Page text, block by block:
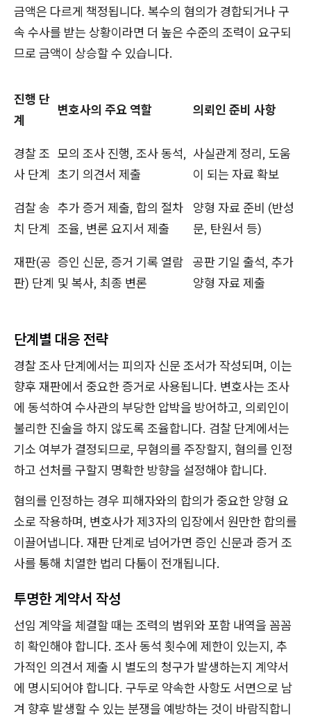
금액은 다르게 책정됩니다. 복수의 혐의가 경합되거나 구
속 수사를 받는 상황이라면 더 높은 수준의 조력이 요구되
므로 금액이 상승할 수 있습니다.
진행 단
계
변호사의 주요 역할 의뢰인 준비 사항
경찰 조
사 단계
모의 조사 진행, 조사 동석,
초기 의견서 제출
사실관계 정리, 도움
이 되는 자료 확보
검찰 송
치 단계
추가 증거 제출, 합의 절차
조율, 변론 요지서 제출
양형 자료 준비 (반성
문, 탄원서 등)
재판(공
판) 단계
증인 신문, 증거 기록 열람
및 복사, 최종 변론
공판 기일 출석, 추가
양형 자료 제출
단계별 대응 전략
경찰 조사 단계에서는 피의자 신문 조서가 작성되며, 이는
향후 재판에서 중요한 증거로 사용됩니다. 변호사는 조사
에 동석하여 수사관의 부당한 압박을 방어하고, 의뢰인이
불리한 진술을 하지 않도록 조율합니다. 검찰 단계에서는
기소 여부가 결정되므로, 무혐의를 주장할지, 혐의를 인정
하고 선처를 구할지 명확한 방향을 설정해야 합니다.
혐의를 인정하는 경우 피해자와의 합의가 중요한 양형 요
소로 작용하며, 변호사가 제3자의 입장에서 원만한 합의를
이끌어냅니다. 재판 단계로 넘어가면 증인 신문과 증거 조
사를 통해 치열한 법리 다툼이 전개됩니다.
투명한 계약서 작성
선임 계약을 체결할 때는 조력의 범위와 포함 내역을 꼼꼼
히 확인해야 합니다. 조사 동석 횟수에 제한이 있는지, 추
가적인 의견서 제출 시 별도의 청구가 발생하는지 계약서
에 명시되어야 합니다. 구두로 약속한 사항도 서면으로 남
겨 향후 발생할 수 있는 분쟁을 예방하는 것이 바람직합니